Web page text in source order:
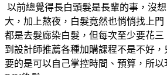
以前總覺得長白頭髮是長輩的事，沒
大，加上熬夜，白髮竟然也悄悄找上
都是去髮廊染白髮，但每次至少要花
到設計師推薦各種加購課程不是不好
要的是可以自己掌控時間、預算，所